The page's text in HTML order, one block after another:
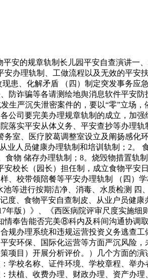
的规章轨制长儿园平安自查演讲一
办理轨制、工做流程以及无效的平安
患、化解矛盾 （四）制定突发事务应
诈骗等各请测绘地舆消息软件平安
严沉失泄密案件的，要以“零”立场
公司要完美办理规章轨制的成立，加
落实平安从体义务、平安查抄等办理
室、医疗胶葛调整室设立及阐扬感
人员健康办理轨制和培训轨制；2。
物 储存办理轨制；8。烧毁物措置轨
校长（园长）担任制，成立食物平
、校带领陪餐等平安办理轨制 （四）
等进行按期洁净、消毒、水质检测
、食物平安自查制皮、从业户员健
版）》、《西医病院评审尺度实施细
告能否完美⑧科内及科间沟通协调
规办理系统和违规运营投资义务逃查
安环保、国际化运营等方面严沉风险
项目）开展分析评价。）几个方面的
校名称、证件环境、学校章程、举
扶植、收费办理、财政办理、资产办